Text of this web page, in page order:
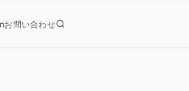
お問い合わせ